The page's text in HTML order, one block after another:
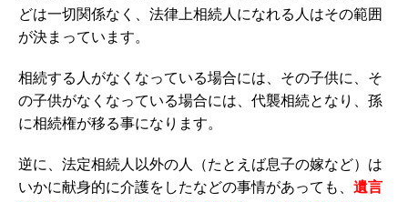
どは一切関係なく、法律上相続人になれる人はその範囲
が決まっています。
相続する人がなくなっている場合には、その子供に、そ
の子供がなくなっている場合には、 代襲相続となり、 孫
に相続権が移る事になります。
逆に、法定相続人以外の人（たとえば息子の嫁など）は
いかに献身的に介護をしたなどの事情があっても、 遺言